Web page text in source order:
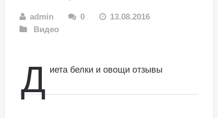
admin 0
13.08.2016
Видео
Д иета белки и овощи отзывы